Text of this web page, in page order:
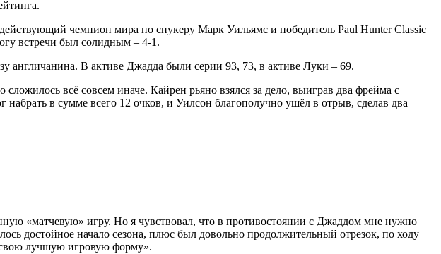
чемпион мира по снукеру Марк Уильямс и победитель Paul Hunter Classic
встречи был солидным – 4-1.
англичанина. В активе Джадда были серии 93, 73, в активе Луки – 69.
всё совсем иначе. Кайрен рьяно взялся за дело, выиграв два фрейма с
в сумме всего 12 очков, и Уилсон благополучно ушёл в отрыв, сделав два
«матчевую» игру. Но я чувствовал, что в противостоянии с Джаддом мне нужно
достойное начало сезона, плюс был довольно продолжительный отрезок, по ходу
свою лучшую игровую форму».